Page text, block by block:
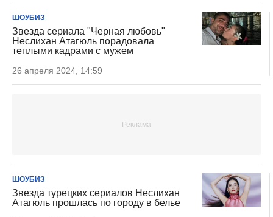
ШОУБИЗ
Звезда сериала "Черная любовь"
Неслихан Атагюль порадовала
теплыми кадрами с мужем
26 апреля 2024, 14:59
ШОУБИЗ
Звезда турецких сериалов Неслихан
Атагюль прошлась по городу в белье